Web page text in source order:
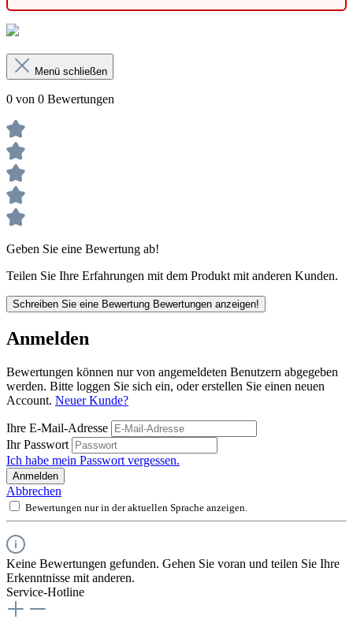
Menü schließen
0 von 0 Bewertungen
Geben Sie eine Bewertung ab!
Teilen Sie Ihre Erfahrungen mit dem Produkt mit anderen Kunden.
Schreiben Sie eine Bewertung Bewertungen anzeigen!
Anmelden
Bewertungen können nur von angemeldeten Benutzern abgegeben
werden. Bitte loggen Sie sich ein, oder erstellen Sie einen neuen
Account. Neuer Kunde?
Ihre E-Mail-Adresse
Ihr Passwort
Ich habe mein Passwort vergessen.
Anmelden
Abbrechen
Bewertungen nur in der aktuellen Sprache anzeigen.
Keine Bewertungen gefunden. Gehen Sie voran und teilen Sie Ihre
Erkenntnisse mit anderen.
Service-Hotline